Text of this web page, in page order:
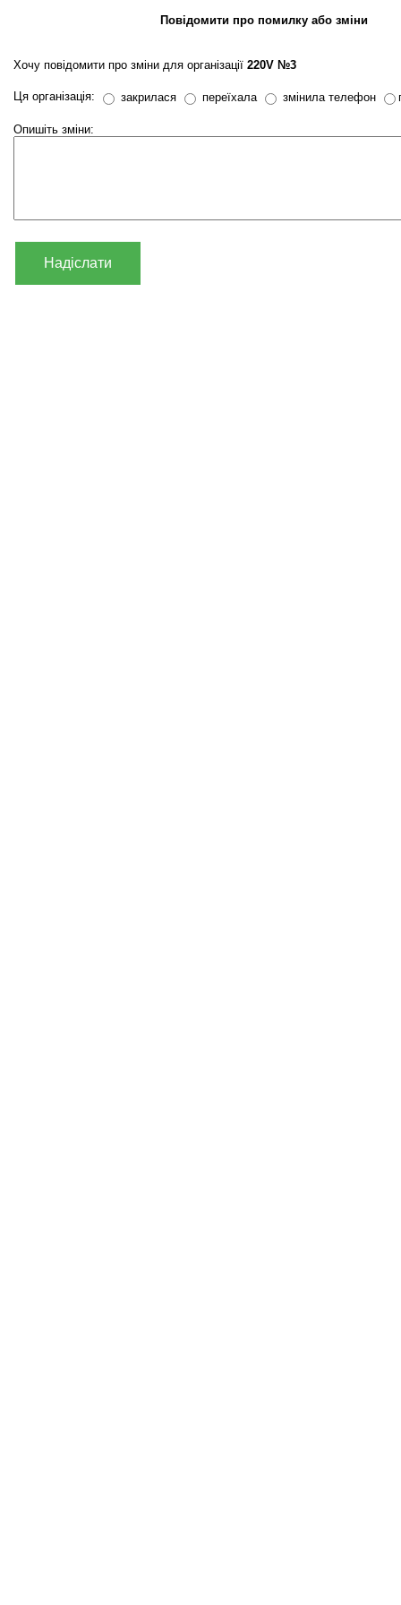
Повідомити про помилку або зміни
Хочу повідомити про зміни для організації 220V №3
Ця організація: закрилася переїхала змінила телефон
Опишіть зміни:
Надіслати